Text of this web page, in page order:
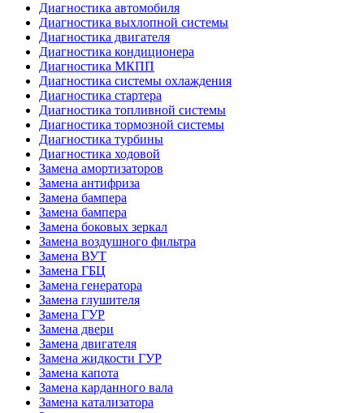
Диагностика автомобиля
Диагностика выхлопной системы
Диагностика двигателя
Диагностика кондиционера
Диагностика МКПП
Диагностика системы охлаждения
Диагностика стартера
Диагностика топливной системы
Диагностика тормозной системы
Диагностика турбины
Диагностика ходовой
Замена амортизаторов
Замена антифриза
Замена бампера
Замена бампера
Замена боковых зеркал
Замена воздушного фильтра
Замена ВУТ
Замена ГБЦ
Замена генератора
Замена глушителя
Замена ГУР
Замена двери
Замена двигателя
Замена жидкости ГУР
Замена капота
Замена карданного вала
Замена катализатора